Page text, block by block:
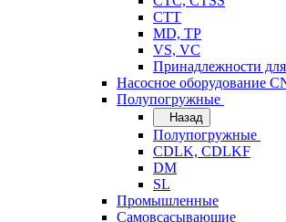
CTT
MD, TP
VS, VC
Принадлежности
Насосное оборудование
Полупогружные
Назад
Полупогружные
CDLK, CDLKF
DM
SL
Промышленные
Самовсасывающие